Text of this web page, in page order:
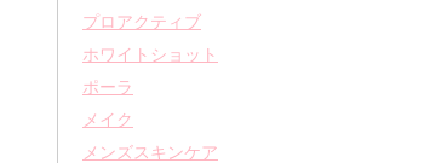
プロアクティブ
ホワイトショット
ポーラ
メイク
メンズスキンケア